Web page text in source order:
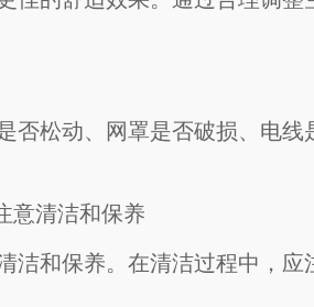
松动、网罩是否破损、电
意清洁和保养
和保养。在清洁过程中，